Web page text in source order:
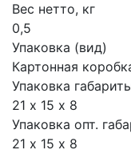
Вес нетто, кг
0,5
Упаковка (вид)
Картонная
Упаковка
21 х 15 х 8
Упаковка опт.
21 х 15 х 8